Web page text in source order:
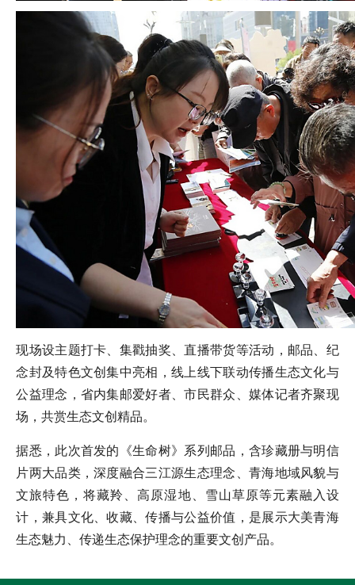
现场设主题打卡、集戳抽奖、直播带货等活动，邮品、纪
念封及特色文创集中亮相，线上线下联动传播生态文化与
公益理念，省内集邮爱好者、市民群众、媒体记者齐聚现
场，共赏生态文创精品。
据悉，此次首发的《生命树》系列邮品，含珍藏册与明信
片两大品类，深度融合三江源生态理念、青海地域风貌与
文旅特色，将藏羚、高原湿地、雪山草原等元素融入设
计，兼具文化、收藏、传播与公益价值，是展示大美青海
生态魅力、传递生态保护理念的重要文创产品。